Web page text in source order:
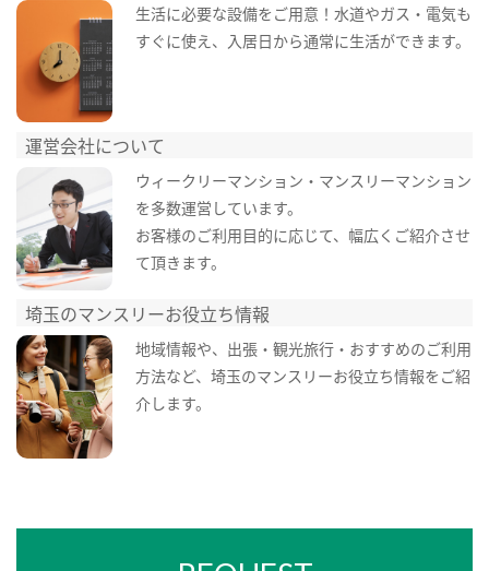
生活に必要な設備をご用意！水道やガス・電気も
すぐに使え、入居日から通常に生活ができます。
運営会社について
ウィークリーマンション・マンスリーマンション
を多数運営しています。
お客様のご利用目的に応じて、幅広くご紹介させ
て頂きます。
埼玉のマンスリーお役立ち情報
地域情報や、出張・観光旅行・おすすめのご利用
方法など、埼玉のマンスリーお役立ち情報をご紹
介します。